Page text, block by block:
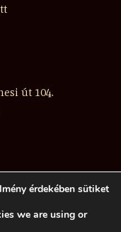
út 104.
érdekében sütiket
we are using or